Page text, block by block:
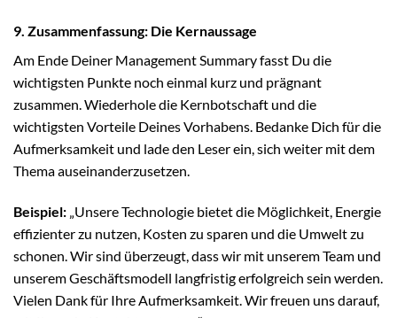
9. Zusammenfassung: Die Kernaussage
Am Ende Deiner Management Summary fasst Du die
wichtigsten Punkte noch einmal kurz und prägnant
zusammen. Wiederhole die Kernbotschaft und die
wichtigsten Vorteile Deines Vorhabens. Bedanke Dich für die
Aufmerksamkeit und lade den Leser ein, sich weiter mit dem
Thema auseinanderzusetzen.
Beispiel: „Unsere Technologie bietet die Möglichkeit, Energie
effizienter zu nutzen, Kosten zu sparen und die Umwelt zu
schonen. Wir sind überzeugt, dass wir mit unserem Team und
unserem Geschäftsmodell langfristig erfolgreich sein werden.
Vielen Dank für Ihre Aufmerksamkeit. Wir freuen uns darauf,